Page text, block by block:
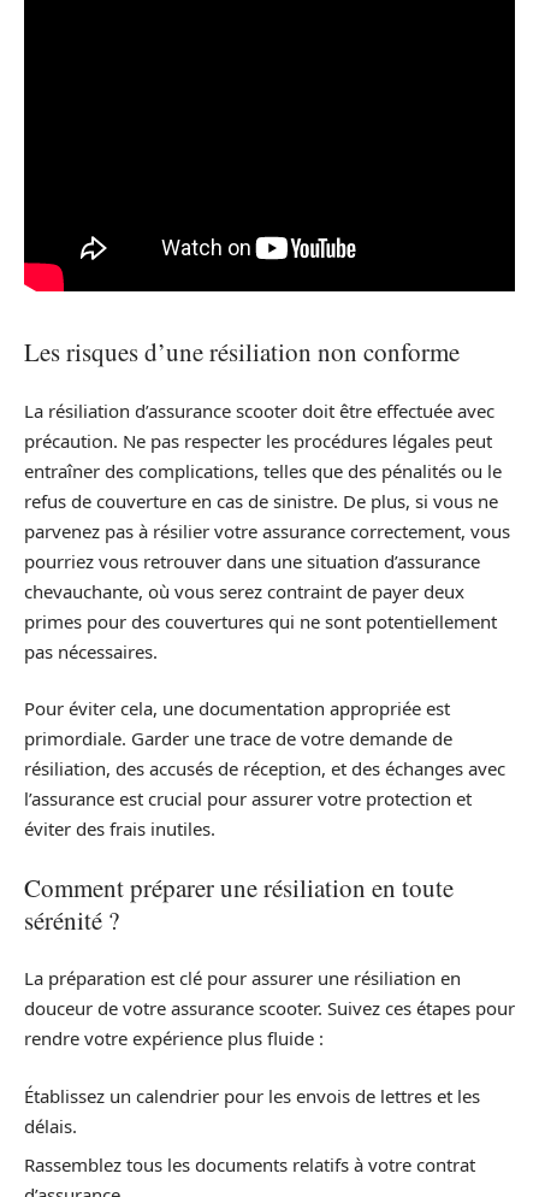
Les risques d’une résiliation non conforme
La résiliation d’assurance scooter doit être effectuée avec
précaution. Ne pas respecter les procédures légales peut
entraîner des complications, telles que des pénalités ou le
refus de couverture en cas de sinistre. De plus, si vous ne
parvenez pas à résilier votre assurance correctement, vous
pourriez vous retrouver dans une situation d’assurance
chevauchante, où vous serez contraint de payer deux
primes pour des couvertures qui ne sont potentiellement
pas nécessaires.
Pour éviter cela, une documentation appropriée est
primordiale. Garder une trace de votre demande de
résiliation, des accusés de réception, et des échanges avec
l’assurance est crucial pour assurer votre protection et
éviter des frais inutiles.
Comment préparer une résiliation en toute
sérénité ?
La préparation est clé pour assurer une résiliation en
douceur de votre assurance scooter. Suivez ces étapes pour
rendre votre expérience plus fluide :
Établissez un calendrier pour les envois de lettres et les
délais.
Rassemblez tous les documents relatifs à votre contrat